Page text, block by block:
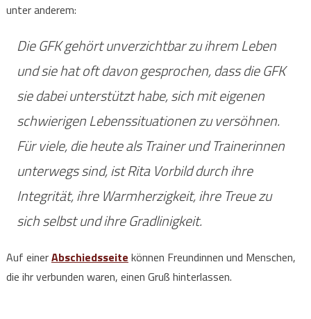
unter anderem:
Die GFK gehört unverzichtbar zu ihrem Leben
und sie hat oft davon gesprochen, dass die GFK
sie dabei unterstützt habe, sich mit eigenen
schwierigen Lebenssituationen zu versöhnen.
Für viele, die heute als Trainer und Trainerinnen
unterwegs sind, ist Rita Vorbild durch ihre
Integrität, ihre Warmherzigkeit, ihre Treue zu
sich selbst und ihre Gradlinigkeit.
Auf einerAbschiedsseite können Freundinnen und Menschen,
die ihr verbunden waren, einen Gruß hinterlassen.